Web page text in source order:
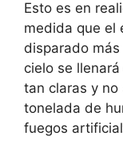
Esto es en
medida que el
disparado
cielo se
tan claras y no
tonelada de
fuegos